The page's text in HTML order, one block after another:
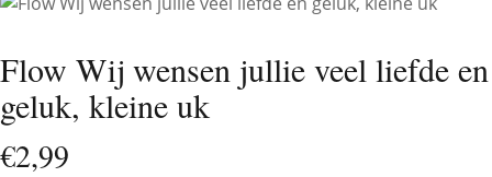
Flow Wij wensen jullie veel liefde en
geluk, kleine uk
€2,99